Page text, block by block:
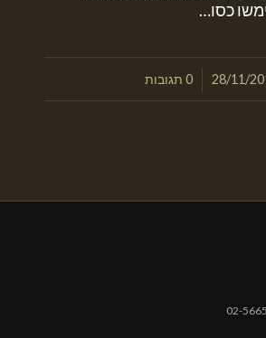
כסו…
28/11/ / 0 תגובות